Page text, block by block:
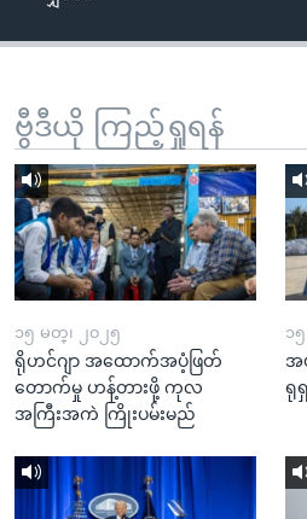
ရှာဖွေ
နေရာ
သို့
ကျော်
ရန်
ဗွီဒီယို ကြည့်ရှုရန်
၁၅ မတ္၊ ၂၀၂၅
ရိုဟင်ဂျာ အထောက်အပံ့ဖြတ်
တောက်မှု ဟန့်တားဖို့ ကုလ
အကြီးအကဲ ကြိုးပမ်းမည်
၁
အ
ရု